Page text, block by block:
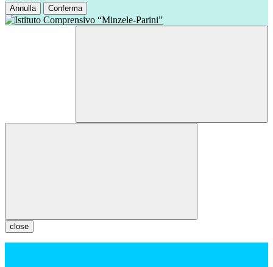
Annulla Conferma
close